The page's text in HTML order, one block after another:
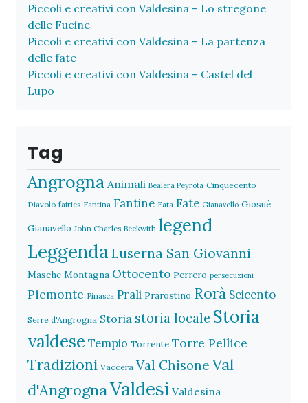
Piccoli e creativi con Valdesina – Lo stregone
delle Fucine
Piccoli e creativi con Valdesina – La partenza
delle fate
Piccoli e creativi con Valdesina – Castel del
Lupo
Tag
Angrogna Animali Bealera Peyrota Cinquecento
Diavolo fairies Fantina Fantine Fata Fate Gianavello Giosuè
Gianavello John Charles Beckwith legend
Leggenda Luserna San Giovanni
Masche Montagna Ottocento Perrero persecuzioni
Piemonte Pinasca Prali Prarostino Rorà Seicento
Serre d'Angrogna Storia storia locale Storia
valdese Tempio Torrente Torre Pellice
Tradizioni Vaccera Val Chisone Val
d'AngrognaValdesi Valdesina